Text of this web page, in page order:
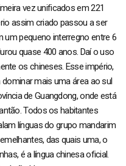
vez unificados em 221
assim criado passou a ser
um pequeno interregno entre 6
quase 400 anos. Daí o uso
os chineses. Esse império,
dominar mais uma área ao sul
de Guangdong, onde está
Todos os habitantes
línguas do grupo mandarim
das quais uma, o
é a língua chinesa oficial.